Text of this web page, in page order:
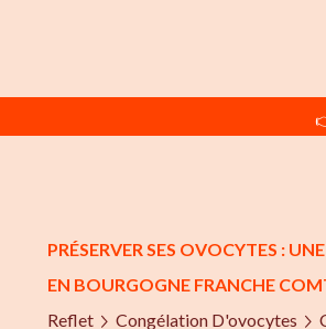
PRÉSERVER SES OVOCYTES :
EN BOURGOGNE FRANCHE
Reflet
Congélation D'ovocytes